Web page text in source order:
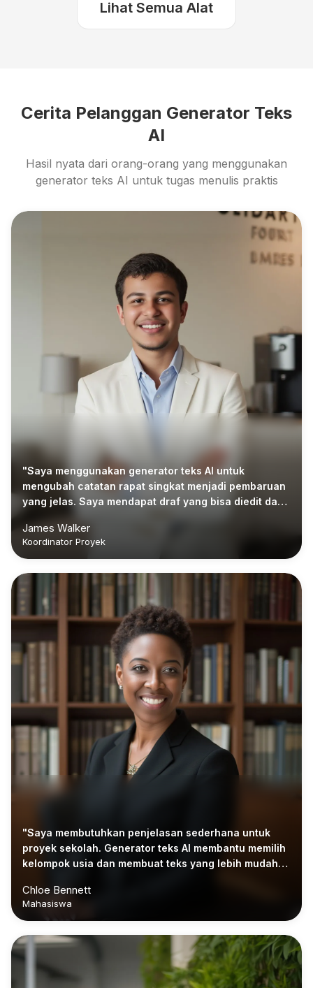
Lihat Semua Alat
Cerita Pelanggan Generator Teks
AI
Hasil nyata dari orang-orang yang menggunakan
generator teks AI untuk tugas menulis praktis
"Saya menggunakan generator teks AI untuk
mengubah catatan rapat singkat menjadi pembaruan
yang jelas. Saya mendapat draf yang bisa diedit dan
James Walker
Koordinator Proyek
"Saya membutuhkan penjelasan sederhana untuk
proyek sekolah. Generator teks AI membantu memilih
kelompok usia dan membuat teks yang lebih mudah
Chloe Bennett
Mahasiswa